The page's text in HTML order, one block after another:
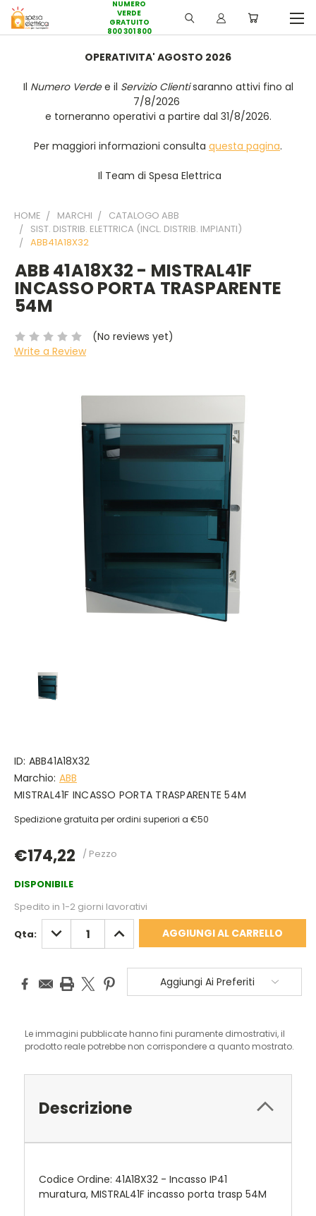
NUMERO
VERDE
GRATUITO
800 301 800
OPERATIVITA' AGOSTO 2026
Il Numero Verdee il Servizio Clientisaranno attivi fino al
7/8/2026
e torneranno operativi a partire dal 31/8/2026.
Per maggiori informazioni consulta questa pagina.
Il Team di Spesa Elettrica
HOME MARCHI
CATALOGO ABB
SIST. DISTRIB. ELETTRICA (INCL. DISTRIB. IMPIANTI)
ABB41A18X32
ABB 41A18X32 - MISTRAL41F
INCASSO PORTA TRASPARENTE
54M
(No reviews yet)
Write a Review
ID: ABB41A18X32
Marchio: ABB
MISTRAL41F INCASSO PORTA TRASPARENTE 54M
Spedizione gratuita per ordini superiori a €50
€174,22 / Pezzo
DISPONIBILE
Spedito in 1-2 giorni lavorativi
Qta: DIMINUISCI
QUANTITÀ:
AUMENTA
QUANTITÀ:
Aggiungi Ai Preferiti
Le immagini pubblicate hanno fini puramente dimostrativi, il
prodotto reale potrebbe non corrispondere a quanto mostrato.
Descrizione
Codice Ordine: 41A18X32 - Incasso IP41
muratura, MISTRAL41F incasso porta trasp 54M